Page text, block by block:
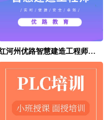
红河州优路智慧建造工程师课程